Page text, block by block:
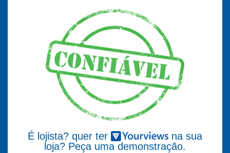
É lojista? quer ter
na sua
loja? Peça uma demonstração.